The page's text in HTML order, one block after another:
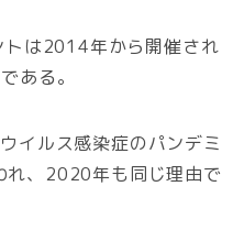
は2014年から開催され
ある。
イルス感染症のパンデミ
れ、2020年も同じ理由で